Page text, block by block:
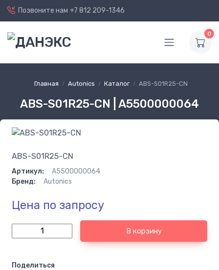
Позвоните нам +7 812 209-1346
0
Главная Autonics Каталог ABS-S01R25-CN
ABS-S01R25-CN | A5500000064
ABS-S01R25-CN
Артикул:
A5500000064
Бренд:
Autonics
Цена по запросу
В корзину
Поделиться